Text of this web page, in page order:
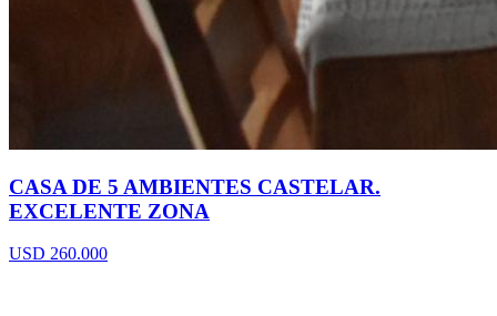
CASA DE 5 AMBIENTES CASTELAR.
EXCELENTE ZONA
USD 260.000